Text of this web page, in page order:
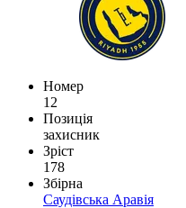
Номер
12
Позиція
захисник
Зріст
178
Збірна
Саудівська Аравія